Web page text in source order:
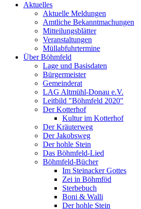
Aktuelles
Aktuelle Meldungen
Amtliche Bekanntmachungen
Mitteilungsblätter
Veranstaltungen
Müllabfuhrtermine
Über Böhmfeld
Lage und Basisdaten
Bürgermeister
Gemeinderat
LAG Altmühl-Donau e.V.
Leitbild "Böhmfeld 2020"
Der Kotterhof
Kultur im Kotterhof
Der Kräuterweg
Der Jakobsweg
Der hohle Stein
Das Böhmfeld-Lied
Böhmfeld-Bücher
Im Steinacker Gottes
Zei in Böhmföd
Sterbebuch
Boni & Walli
Der hohle Stein